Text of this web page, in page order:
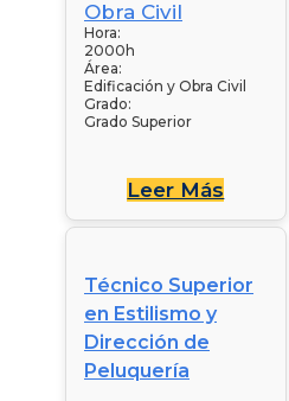
Hora:
2000h
Área:
Edificación y Obra Civil
Grado:
Grado Superior
Leer Más
Técnico Superior
en Estilismo y
Dirección de
Peluquería